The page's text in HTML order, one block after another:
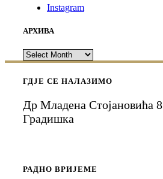
Instagram
АРХИВА
АРХИВА
ГДЈЕ СЕ НАЛАЗИМО
Др Младена Стојановића 8
Градишка
РАДНО ВРИЈЕМЕ